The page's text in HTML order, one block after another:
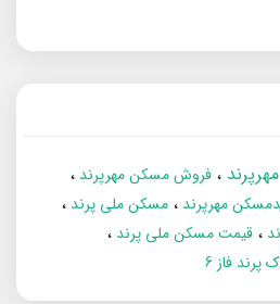
فروش مسکن مهرپرند
مهرپرند
مسکن ملی پرند
قیمت مسکن ملی پرند
پرند فاز 6